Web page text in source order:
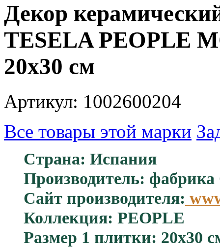
Декор
TESELA PEOPLE
20x30 см
Артикул: 1002600204
Все товары этой марки
Страна: Испания
Производитель:
Сайт производителя:
Коллекция: PEOPLE
Размер 1 плитки: 20x30